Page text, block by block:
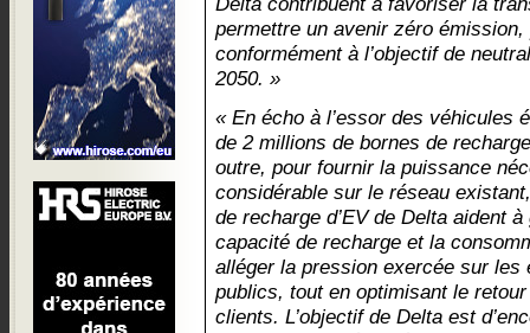
permettre un avenir zéro
conformément à l’objectif de
2050. »
« En écho à l’essor des véhicules
de 2 millions de bornes de
outre, pour fournir la puissance
considérable sur le réseau
de recharge d’EV de Delta aident
capacité de recharge et la
alléger la pression exercée sur
publics, tout en optimisant le
clients. L’objectif de Delta est